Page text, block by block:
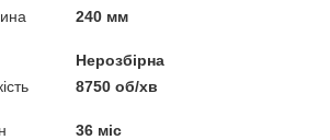
240 мм
Нерозбірна
8750 об/хв
36 міс